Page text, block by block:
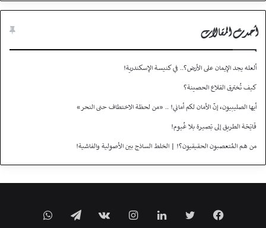
أحدث المقالات
ألعله يجد الإيمان على الأرض؟.. في كنيسة الإسكندرية!
كيف تُخترق القلاع الحصينة؟
أيها الصليبيون، إنّ الأمان لكم أماني! .. «من لحظة الاختطاف حتى النحر»
فَاتِحَة الطريق إلى بَصيـرة بلا غُيـوم!
من هم المُتعصبون الحقيقيون؟! | الخلط الساذج بين الأصولية والفاشية!
فيسبوك لينكدإن انستقرام تيلقرام واتساب